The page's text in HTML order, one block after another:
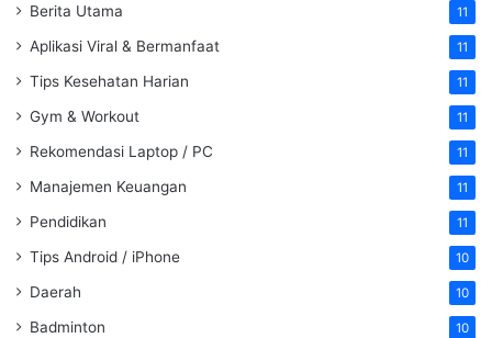
Berita Utama 11
Aplikasi Viral & Bermanfaat 11
Tips Kesehatan Harian 11
Gym & Workout 11
Rekomendasi Laptop / PC 11
Manajemen Keuangan 11
Pendidikan 11
Tips Android / iPhone 10
Daerah 10
Badminton 10